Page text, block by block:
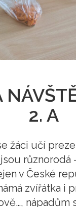
2. A
žáci učí
různorodá
v České
zvířátka i
nápadům